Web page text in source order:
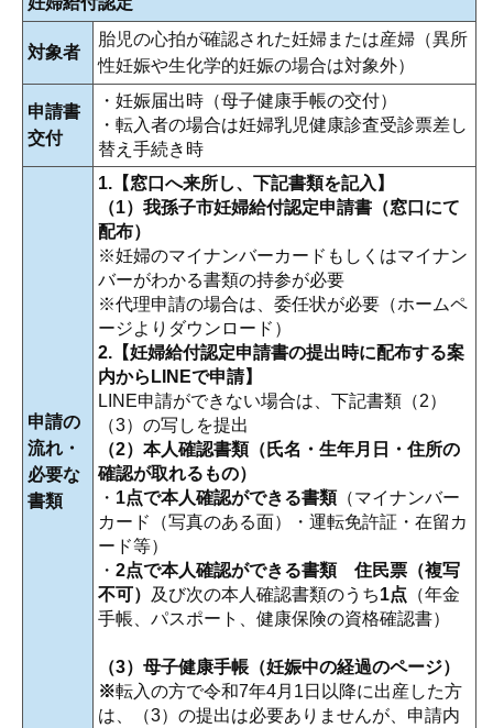
対象者
胎児の心拍が確認された妊婦または産婦（異所
性妊娠や生化学的妊娠の場合は対象外）
申請書
交付
・妊娠届出時（母子健康手帳の交付）
・転入者の場合は妊婦乳児健康診査受診票差し
替え手続き時
申請の
流れ・
必要な
書類
1.【窓口へ来所し、下記書類を記入】
（1）我孫子市妊婦給付認定申請書（窓口にて
配布）
※妊婦のマイナンバーカードもしくはマイナン
バーがわかる書類の持参が必要
※代理申請の場合は、委任状が必要（ホームペ
ージよりダウンロード）
2.【妊婦給付認定申請書の提出時に配布する案
内からLINEで申請】
LINE申請ができない場合は、下記書類（2）
（3）の写しを提出
（2）本人確認書類（ 氏名・生年月日・住所の
確認が取れるもの）
・ 1点で本人確認ができる書類（マイナンバー
カード（写真のある面）・運転免許証・在留カ
ード等）
・ 2点で本人確認ができる書類
住民票（複写
不可）
及び次の本人確認書類のうち1点 （年金
手帳、パスポート、健康保険の資格確認書）
（3）母子健康手帳（妊娠中の経過のページ）
※転入の方で令和7年4月1日以降に出産した方
は、（3）の提出は必要ありませんが、申請内